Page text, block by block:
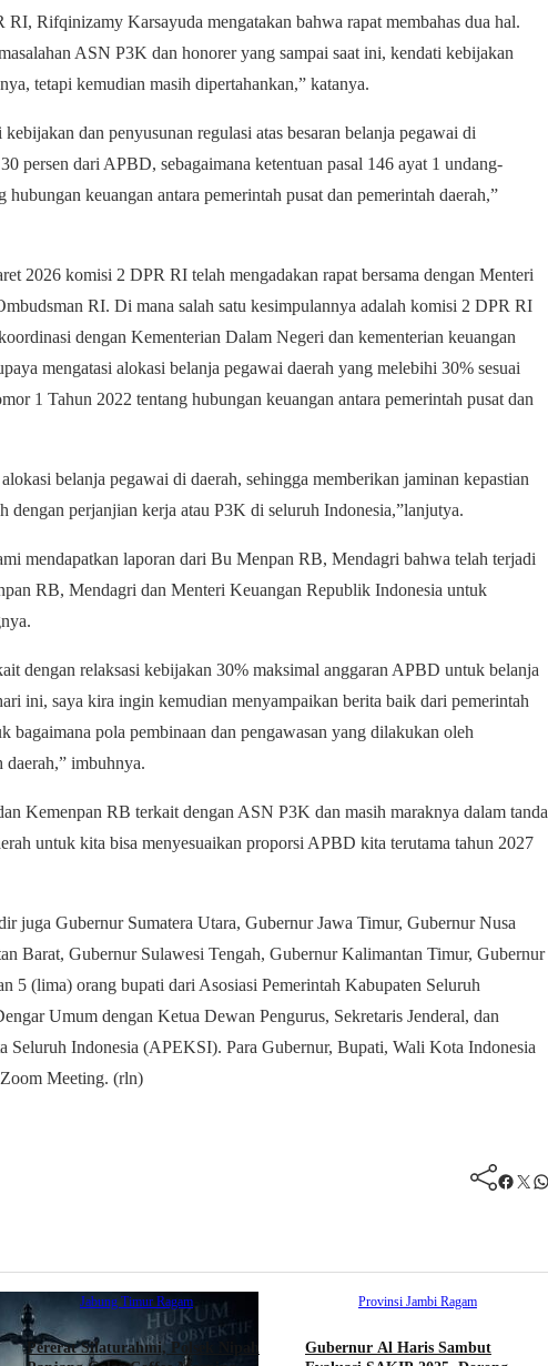
Rifqinizamy Karsayuda mengatakan bahwa rapat membahas dua hal.
ASN P3K dan honorer yang sampai saat ini, kendati kebijakan
tetapi kemudian masih dipertahankan,” katanya.
dan penyusunan regulasi atas besaran belanja pegawai di
persen dari APBD, sebagaimana ketentuan pasal 146 ayat 1 undang-
keuangan antara pemerintah pusat dan pemerintah daerah,”
2026 komisi 2 DPR RI telah mengadakan rapat bersama dengan Menteri
RI. Di mana salah satu kesimpulannya adalah komisi 2 DPR RI
dengan Kementerian Dalam Negeri dan kementerian keuangan
mengatasi alokasi belanja pegawai daerah yang melebihi 30% sesuai
1 Tahun 2022 tentang hubungan keuangan antara pemerintah pusat dan
belanja pegawai di daerah, sehingga memberikan jaminan kepastian
dengan perjanjian kerja atau P3K di seluruh Indonesia,”lanjutya.
mendapatkan laporan dari Bu Menpan RB, Mendagri bahwa telah terjadi
RB, Mendagri dan Menteri Keuangan Republik Indonesia untuk
dengan relaksasi kebijakan 30% maksimal anggaran APBD untuk belanja
ini, saya kira ingin kemudian menyampaikan berita baik dari pemerintah
bagaimana pola pembinaan dan pengawasan yang dilakukan oleh
daerah,” imbuhnya.
Kemenpan RB terkait dengan ASN P3K dan masih maraknya dalam tanda
untuk kita bisa menyesuaikan proporsi APBD kita terutama tahun 2027
juga Gubernur Sumatera Utara, Gubernur Jawa Timur, Gubernur Nusa
Barat, Gubernur Sulawesi Tengah, Gubernur Kalimantan Timur, Gubernur
5 (lima) orang bupati dari Asosiasi Pemerintah Kabupaten Seluruh
Umum dengan Ketua Dewan Pengurus, Sekretaris Jenderal, dan
Seluruh Indonesia (APEKSI). Para Gubernur, Bupati, Wali Kota Indonesia
Meeting. (rln)
Facebook Twitter WhatsApp
Jabung Timur Ragam
Pererat Silaturahmi, Polsek Nipah
Provinsi Jambi Ragam
Gubernur Al Haris Sambut